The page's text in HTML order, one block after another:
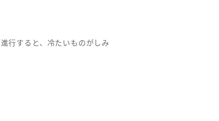
行すると、冷たいものがしみ